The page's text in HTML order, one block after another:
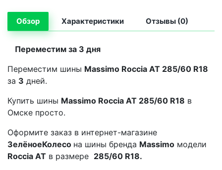
Обзор Характеристики Отзывы (0)
Переместим за 3 дня
Переместим шины Massimo Roccia AT 285/60 R18
за 3 дней.
Купить шины Massimo Roccia AT 285/60 R18 в
Омске просто.
Оформите заказ в интернет-магазине
ЗелёноеКолесо на шины бренда Massimo модели
Roccia AT в размере 285/60 R18.